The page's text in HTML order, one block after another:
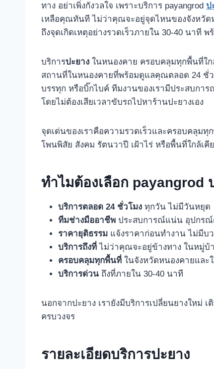
ทาง อย่าเพิ่งกังวลใจ เพราะบริการ payangrod ป
เหลือคุณทันที ไม่ว่าคุณจะอยู่จุดไหนของจังหวัด
ถึงจุดเกิดเหตุอย่างรวดเร็วภายใน 30-40 นาที
บริการปะยาง ในหนองคาย ครอบคลุมทุกพื้นที่ใ
สถานที่ในหนองคายที่พร้อมดูแลคุณตลอด 24 ชั่
บรรทุก หรือบิ๊กไบค์ ทีมงานของเรามีประสบกา
โดยไม่ต้องเสียเวลาขับรถไปหาร้านปะยางเอง
จุดเด่นของเราคือความรวดเร็วและครอบคลุม
โพนพิสัย สังคม รัตนวาปี เฝ้าไร่ หรือพื้นที่ใกล้เคี
ทำไมต้องเลือก payangrod
บริการตลอด 24 ชั่วโมง ทุกวัน ไม่มีวันหยุด
ทีมช่างมืออาชีพ ประสบการณ์แน่น อุปกรณ์
ราคายุติธรรม แจ้งราคาก่อนทำงาน ไม่มีบ
บริการถึงที่ ไม่ว่าคุณจะอยู่ข้างทาง ในหมู่
ครอบคลุมทุกพื้นที่ ในจังหวัดหนองคายและใ
บริการด่วน ถึงที่ภายใน 30-40 นาที
นอกจากปะยาง เรายังมีบริการเปลี่ยนยางใหม่
ครบวงจร
รายละเอียดบริการปะยาง